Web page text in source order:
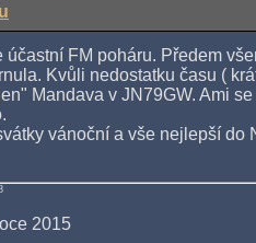
účastní FM poháru. Předem
Kvůli nedostatku času (
Mandava v JN79GW. Ami
vánoční a vše nejlepší do
2015